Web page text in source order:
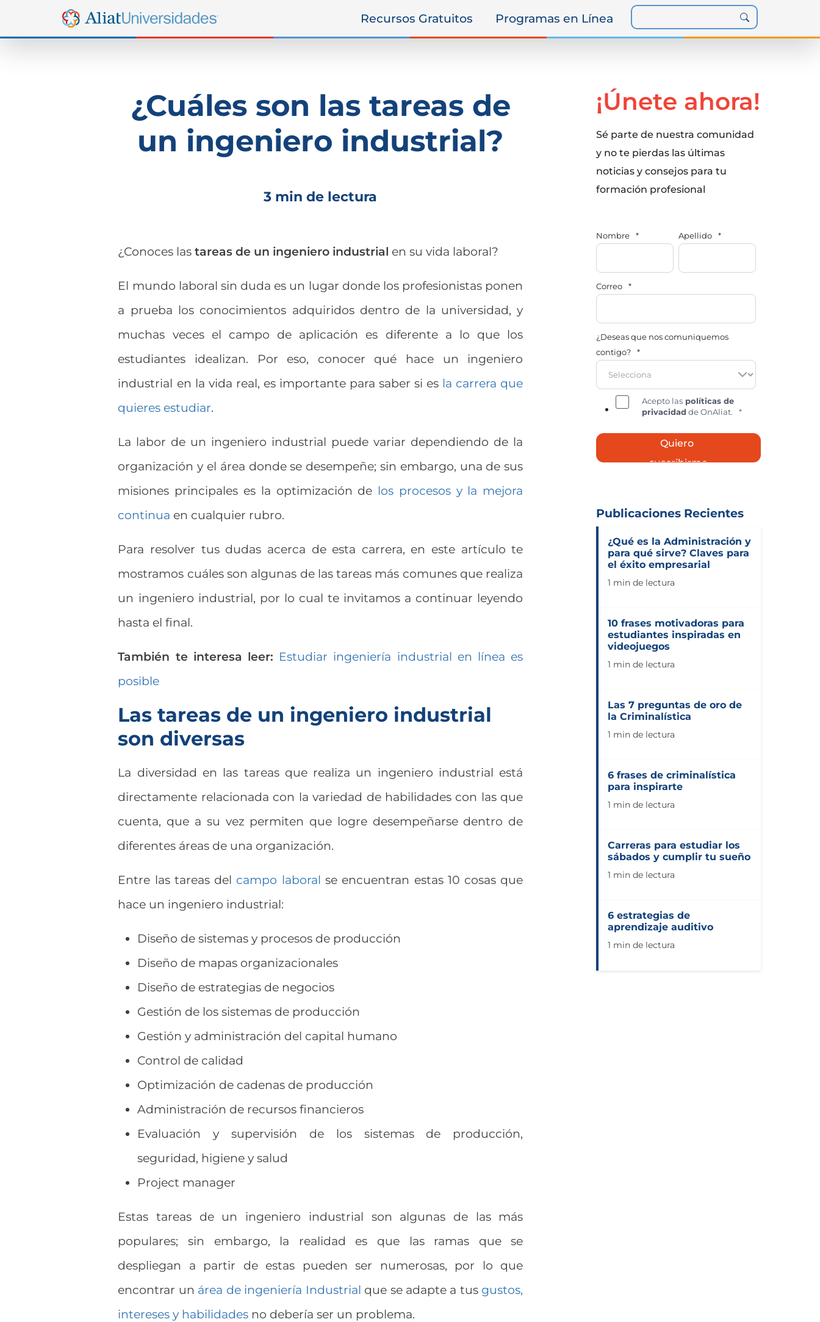
Recursos Gratuitos Programas en Línea
¿Cuáles son las tareas de
un ingeniero industrial?
3 min de lectura
¿Conoces lastareas de un ingeniero industrial en su vida laboral?
El mundo laboral sin duda es un lugar donde los profesionistas ponen
a prueba los conocimientos adquiridos dentro de la universidad, y
muchas veces el campo de aplicación es diferente a lo que los
estudiantes idealizan. Por eso, conocer qué hace un ingeniero
industrial en la vida real, es importante para saber si es la carrera que
quieres estudiar.
La labor de un ingeniero industrial puede variar dependiendo de la
organización y el área donde se desempeñe; sin embargo, una de sus
misiones principales es la optimización de los procesos y la mejora
continua en cualquier rubro.
Para resolver tus dudas acerca de esta carrera, en este artículo te
mostramos cuáles son algunas de las tareas más comunes que realiza
un ingeniero industrial, por lo cual te invitamos a continuar leyendo
hasta el final.
También te interesa leer: Estudiar ingeniería industrial en línea es
posible
Las tareas de un ingeniero industrial
son diversas
La diversidad en las tareas que realiza un ingeniero industrial está
directamente relacionada con la variedad de habilidades con las que
cuenta, que a su vez permiten que logre desempeñarse dentro de
diferentes áreas de una organización.
Entre las tareas del campo laboral se encuentran estas 10 cosas que
hace un ingeniero industrial:
Diseño de sistemas y procesos de producción
Diseño de mapas organizacionales
Diseño de estrategias de negocios
Gestión de los sistemas de producción
Gestión y administración del capital humano
Control de calidad
Optimización de cadenas de producción
Administración de recursos financieros
Evaluación y supervisión de los sistemas de producción,
seguridad, higiene y salud
Project manager
Estas tareas de un ingeniero industrial son algunas de las más
populares; sin embargo, la realidad es que las ramas que se
despliegan a partir de estas pueden ser numerosas, por lo que
encontrar un área de ingeniería Industrial que se adapte a tus gustos,
intereses y habilidades no debería ser un problema.
¡Únete ahora!
Sé parte de nuestra comunidad
y no te pierdas las últimas
noticias y consejos para tu
formación profesional
Nombre * Apellido *
Correo *
¿Deseas que nos comuniquemos
contigo?
*
Acepto las políticas de
privacidad de OnAliat. *
Publicaciones Recientes
¿Qué es la Administración y
para qué sirve? Claves para
el éxito empresarial
1 min de lectura
10 frases motivadoras para
estudiantes inspiradas en
videojuegos
1 min de lectura
Las 7 preguntas de oro de
la Criminalística
1 min de lectura
6 frases de criminalística
para inspirarte
1 min de lectura
Carreras para estudiar los
sábados y cumplir tu sueño
1 min de lectura
6 estrategias de
aprendizaje auditivo
1 min de lectura